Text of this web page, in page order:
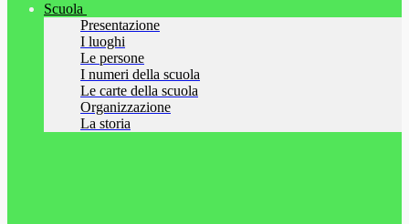
Scuola
Presentazione
I luoghi
Le persone
I numeri della scuola
Le carte della scuola
Organizzazione
La storia